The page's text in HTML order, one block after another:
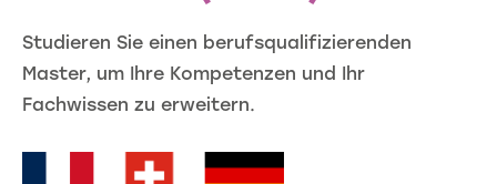
Studieren Sie einen berufsqualifizierenden
Master, um Ihre Kompetenzen und Ihr
Fachwissen zu erweitern.